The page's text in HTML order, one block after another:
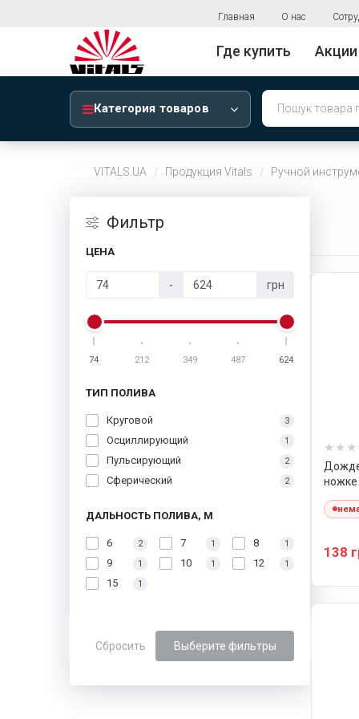
Главная О нас
Где купить Акции
Категория товаров
VITALS.UA Продукция Vitals Ручной
Фильтр
ЦЕНА
- грн
74 212 349 487 624
ТИП ПОЛИВА
Круговой 3
Осциллирующий 1
Пульсирующий 2
Сферический 2
ДАЛЬНОСТЬ ПОЛИВА, М
6 2 7 1 8 1
9 1 10 1 12 1
15 1
Сбросить Выберите фильтры
ножке
138